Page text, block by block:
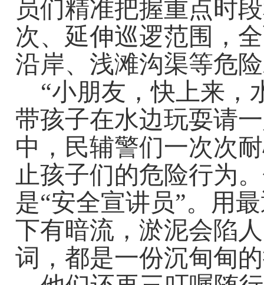
员们精准把握重点时
次、延伸巡逻范围，
沿岸、浅滩沟渠等危
“小朋友，快上来，
带孩子在水边玩耍请
中，民辅警们一次次
止孩子们的危险行为
是“安全宣讲员”。用
下有暗流，淤泥会陷
词，都是一份沉甸甸